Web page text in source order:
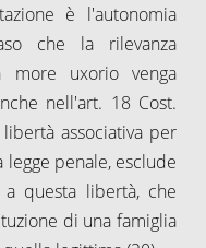
è l'autonomia
che la rilevanza
more uxorio venga
nell'art. 18 Cost.
associativa per
penale, esclude
questa libertà, che
di una famiglia